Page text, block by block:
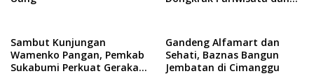
Sambut Kunjungan
Wamenko Pangan, Pemkab
Sukabumi Perkuat Gerakan
Gandeng Alfamart dan
Sehati, Baznas Bangun
Jembatan di Cimanggu